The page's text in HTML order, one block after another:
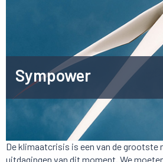
Sympower
Over Sympower
De klimaatcrisis is een van de grootste
uitdagingen van dit moment. We